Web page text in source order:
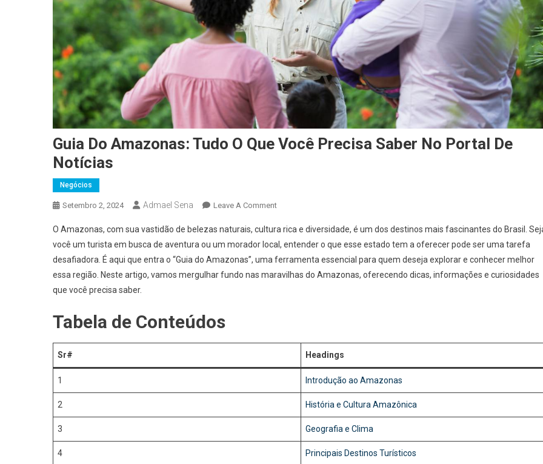
Guia Do Amazonas: Tudo O Que Você Precisa Saber No Portal De
Notícias
Negócios
Setembro 2, 2024 Admael Sena Leave A CommentOn
Do
Amazonas:
Tudo
O
No
O Amazonas, com sua vastidão de belezas naturais, cultura rica e diversidade, é um dos destinos mais fascinantes do Brasil.
você um turista em busca de aventura ou um morador local, entender o que esse estado tem a oferecer pode ser uma tarefa
desafiadora. É aqui que entra o “Guia do Amazonas”, uma ferramenta essencial para quem deseja explorar e conhecer melhor
essa região. Neste artigo, vamos mergulhar fundo nas maravilhas do Amazonas, oferecendo dicas, informações e curiosidades
que você precisa saber.
Tabela de Conteúdos
Sr# Headings
1 Introdução ao Amazonas
2 História e Cultura Amazônica
3 Geografia e Clima
4 Principais Destinos Turísticos